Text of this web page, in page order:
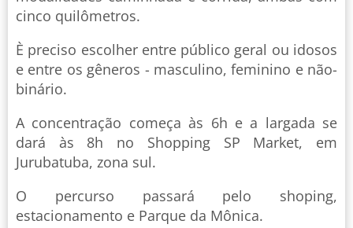
cinco quilômetros.
È preciso escolher entre público geral ou idosos
e entre os gêneros - masculino, feminino e não-
binário.
A concentração começa às 6h e a largada se
dará às 8h no Shopping SP Market, em
Jurubatuba, zona sul.
O percurso passará pelo shoping,
estacionamento e Parque da Mônica.